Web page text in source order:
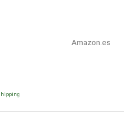
Amazon.es